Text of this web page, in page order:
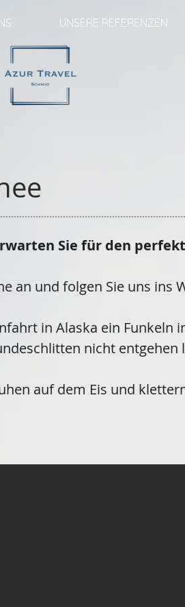
UNSERE REFERENZEN
Sie für den
an und folgen Sie uns ins
in Alaska ein Funkeln
nicht entgehen
auf dem Eis und